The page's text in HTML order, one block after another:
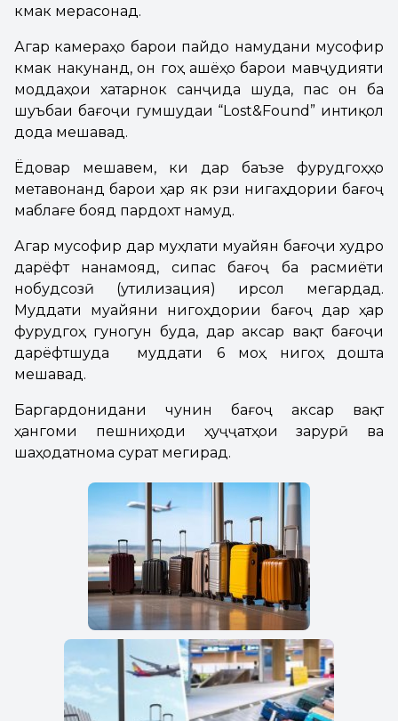
кӯмак мерасонад.
Агар камераҳо барои пайдо намудани мусофир
кӯмак накунанд, он гоҳ ашёҳо барои мавҷудияти
моддаҳои хатарнок санҷида шуда, пас он ба
шуъбаи бағоҷи гумшудаи “Lost&Found” интиқол
дода мешавад.
Ёдовар мешавем, ки дар баъзе фурудгоҳҳо
метавонанд барои ҳар як рӯзи нигаҳдории бағоҷ
маблағе бояд пардохт намуд.
Агар мусофир дар муҳлати муайян бағоҷи худро
дарёфт нанамояд, сипас бағоҷ ба расмиёти
нобудсозӣ (утилизация) ирсол мегардад.
Муддати муайяни нигоҳдории бағоҷ дар ҳар
фурудгоҳ гуногун буда, дар аксар вақт бағоҷи
дарёфтшуда муддати 6 моҳ нигоҳ дошта
мешавад.
Баргардонидани чунин бағоҷ аксар вақт
ҳангоми пешниҳоди ҳуҷҷатҳои зарурӣ ва
шаҳодатнома сурат мегирад.